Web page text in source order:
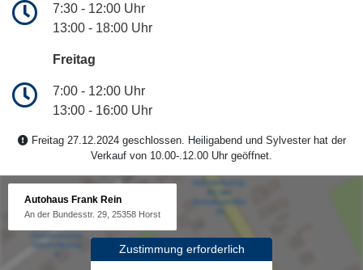
7:30 - 12:00 Uhr
13:00 - 18:00 Uhr
Freitag
7:00 - 12:00 Uhr
13:00 - 16:00 Uhr
Freitag 27.12.2024 geschlossen. Heiligabend und Sylvester hat der
Verkauf von 10.00-.12.00 Uhr geöffnet.
Autohaus Frank Rein
An der Bundesstr. 29, 25358 Horst
Zustimmung erforderlich